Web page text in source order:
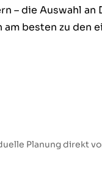
– die Auswahl an
besten zu den
Planung direkt